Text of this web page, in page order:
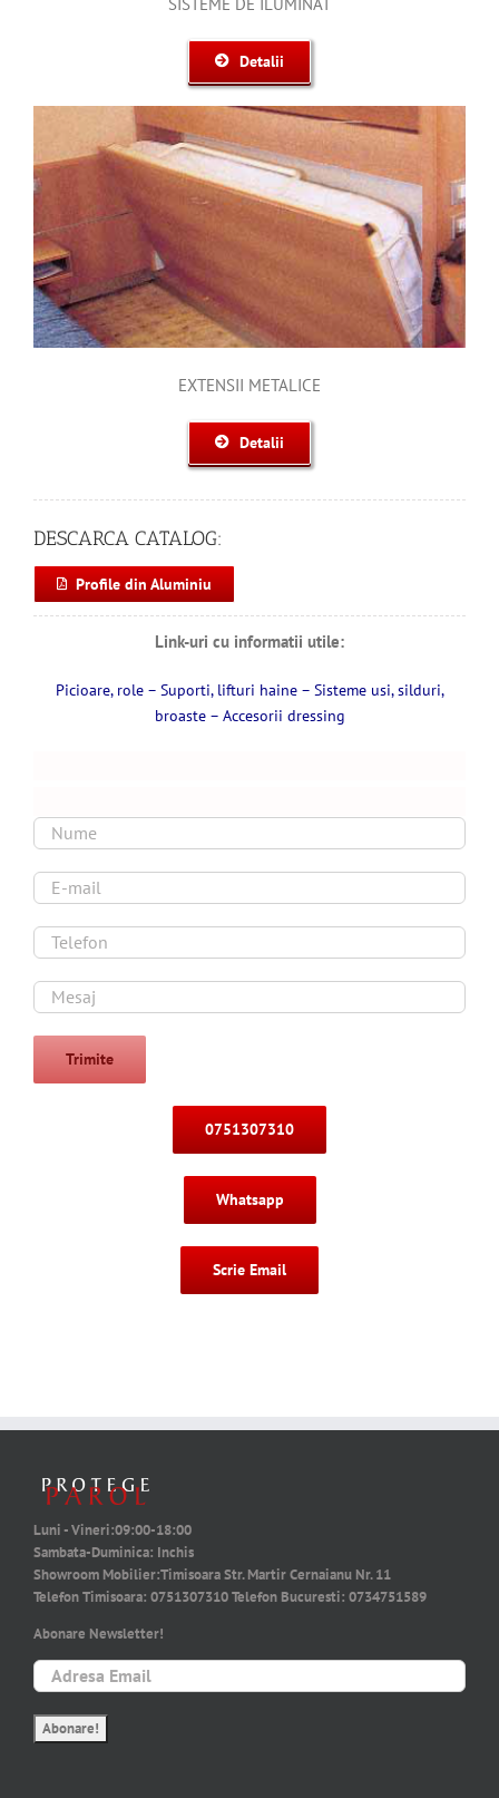
Detalii
EXTENSII METALICE
Detalii
DESCARCA CATALOG:
Profile din Aluminiu
Link-uri cu informatii utile:
Picioare, role– Suporti, lifturi haine– Sisteme usi, silduri,
broaste– Accesorii dressing
0751307310
Whatsapp
Scrie Email
Luni - Vineri:09:00-18:00
Sambata-Duminica: Inchis
Showroom Mobilier:Timisoara Str. Martir Cernaianu Nr. 11
Telefon Timisoara: 0751307310Telefon Bucuresti: 0734751589
Abonare Newsletter!